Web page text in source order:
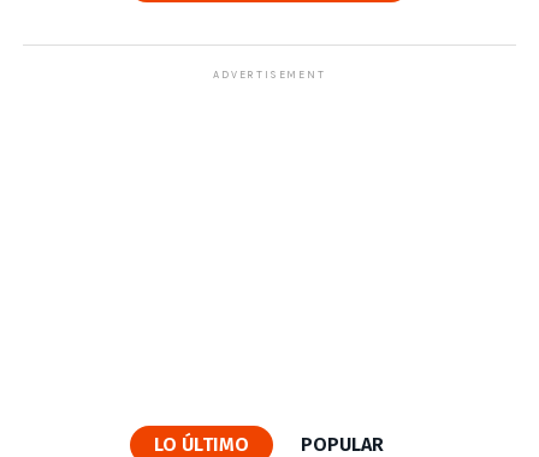
ADVERTISEMENT
LO ÚLTIMO POPULAR